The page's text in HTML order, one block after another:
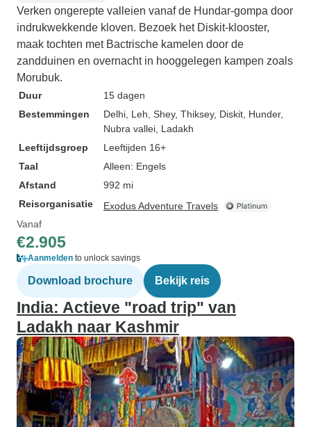
Verken ongerepte valleien vanaf de Hundar-gompa door
indrukwekkende kloven. Bezoek het Diskit-klooster,
maak tochten met Bactrische kamelen door de
zandduinen en overnacht in hooggelegen kampen zoals
Morubuk.
Duur
15 dagen
Bestemmingen
Delhi , Leh , Shey, Thiksey, Diskit , Hunder,
Nubra vallei , Ladakh
Leeftijdsgroep
Leeftijden 16+
Taal
Alleen: Engels
Afstand
992 mi
Reisorganisatie
Exodus Adventure Travels
Vanaf
€2.905
Aanmelden to unlock savings
Download brochure Bekijk reis
India: Actieve "road trip" van
Ladakh naar Kashmir